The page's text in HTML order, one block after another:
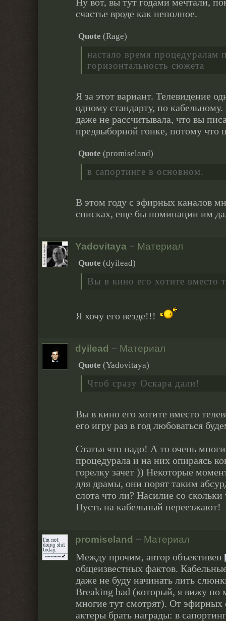
счастье вроде как неполное.
Quote (Rage)
настало время процедуралам
горизонтальность сюжета
Я за этот вариант. Телевидение
одному стандарту, по
даже не рассчитывала, что вы
предвыборной гонке, потому что
Quote (promiseland)
в сапортинге в основном.
В этом году с эфирных каналов
списках, еще бы номинации им
Yadovitaya ~ Материал
Quote (dyilead)
Вы в кино его хотите вместо
Я хочу его везде!!!
dyilead ~ Материал
Quote (Yadovitaya)
Чтоб сразу Оскара дали!
Вы в кино его хотите вместо
его игру раз в год любоваться
Статья что надо! А то очень
процедурала и на них опираясь
горелку зачет )) Некоторые
для драмы, они порят таким
слота что ли? Насилие со
Пусть на кабельный переезжают!
promiseland ~ Материал
Между прочим, автор объективен
общеизвестных фактов.
даже не буду начинать лить
Breaking bad (который, я вижу по
многие тут смотрят). От эфирных
актеры брать награды: в